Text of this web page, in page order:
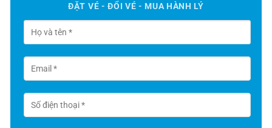
ĐẶT VÉ - ĐỔI VÉ - MUA HÀNH LÝ